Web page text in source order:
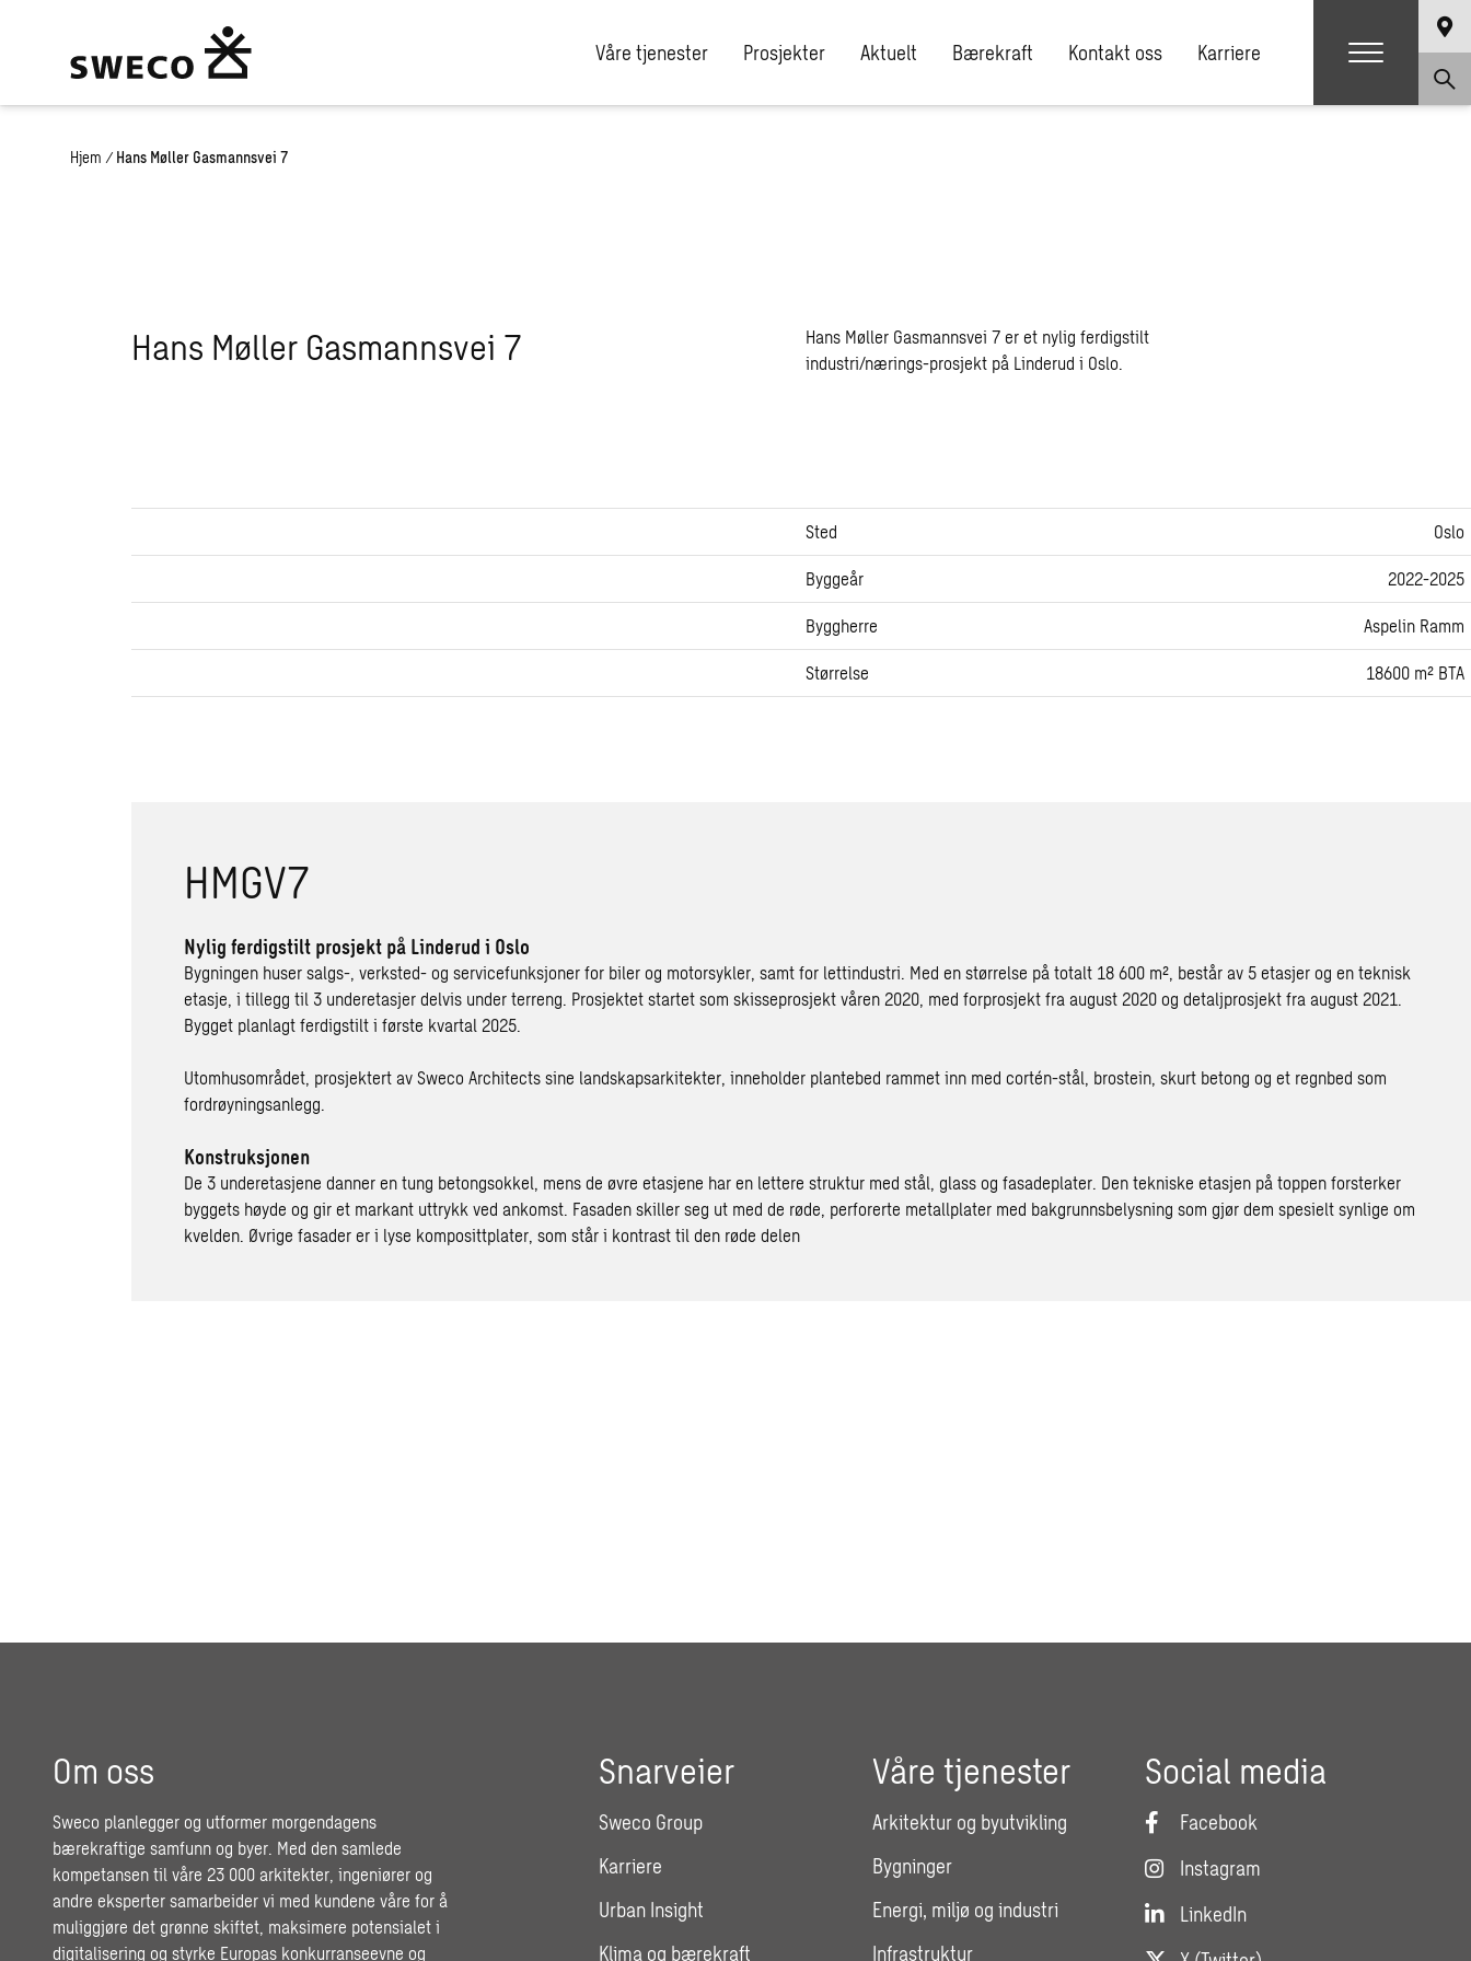
Våre tjenester Prosjekter Aktuelt Bærekraft Kontakt oss Karriere
Hjem / Hans Møller Gasmannsvei 7
Hans Møller Gasmannsvei 7
Hans Møller Gasmannsvei 7 er et nylig ferdigstilt
industri/nærings-prosjekt på Linderud i Oslo.
Sted Oslo
Byggeår 2022-2025
Byggherre Aspelin Ramm
Størrelse 18600 m² BTA
HMGV7
Nylig ferdigstilt prosjekt på Linderud i Oslo
Bygningen huser salgs-, verksted- og servicefunksjoner for biler og motorsykler, samt for lettindustri. Med en størrelse på totalt 18 600 m², består av 5 etasjer og en teknisk
etasje, i tillegg til 3 underetasjer delvis under terreng. Prosjektet startet som skisseprosjekt våren 2020, med forprosjekt fra august 2020 og detaljprosjekt fra august 2021.
Bygget planlagt ferdigstilt i første kvartal 2025.
Utomhusområdet, prosjektert av Sweco Architects sine landskapsarkitekter, inneholder plantebed rammet inn med cortén-stål, brostein, skurt betong og et regnbed som
fordrøyningsanlegg.
Konstruksjonen
De 3 underetasjene danner en tung betongsokkel, mens de øvre etasjene har en lettere struktur med stål, glass og fasadeplater. Den tekniske etasjen på toppen forsterker
byggets høyde og gir et markant uttrykk ved ankomst. Fasaden skiller seg ut med de røde, perforerte metallplater med bakgrunnsbelysning som gjør dem spesielt synlige om
kvelden. Øvrige fasader er i lyse komposittplater, som står i kontrast til den røde delen
Om oss
Sweco planlegger og utformer morgendagens
bærekraftige samfunn og byer. Med den samlede
kompetansen til våre 23 000 arkitekter, ingeniører og
andre eksperter samarbeider vi med kundene våre for å
muliggjøre det grønne skiftet, maksimere potensialet i
digitalisering og styrke Europas konkurranseevne og
Snarveier
Sweco Group
Karriere
Urban Insight
Klima og bærekraft
Våre tjenester
Arkitektur og byutvikling
Bygninger
Energi, miljø og industri
Infrastruktur
Social media
Facebook
Instagram
LinkedIn